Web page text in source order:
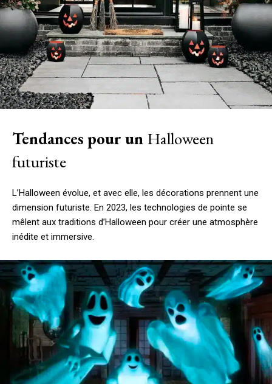
Tendances pour un Halloween
futuriste
L’Halloween évolue, et avec elle, les décorations prennent une
dimension futuriste. En 2023, les technologies de pointe se
mêlent aux traditions d’Halloween pour créer une atmosphère
inédite et immersive.